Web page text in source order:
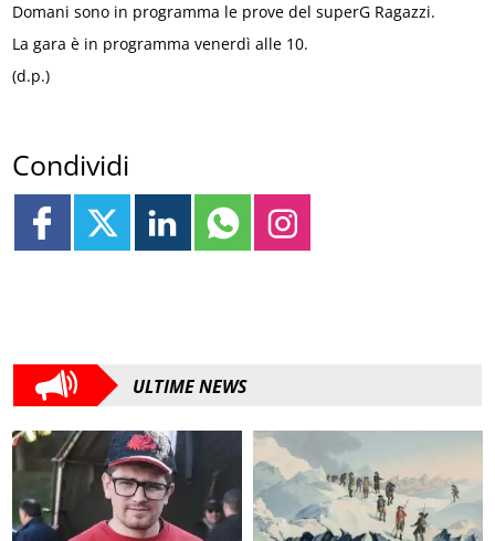
Domani sono in programma le prove del superG Ragazzi.
La gara è in programma venerdì alle 10.
(d.p.)
Condividi
ULTIME NEWS